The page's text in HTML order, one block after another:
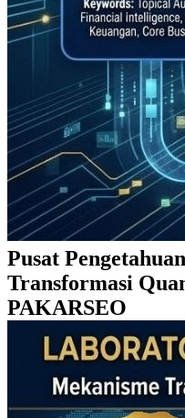
Pusat
Transformasi
PAKARSEO